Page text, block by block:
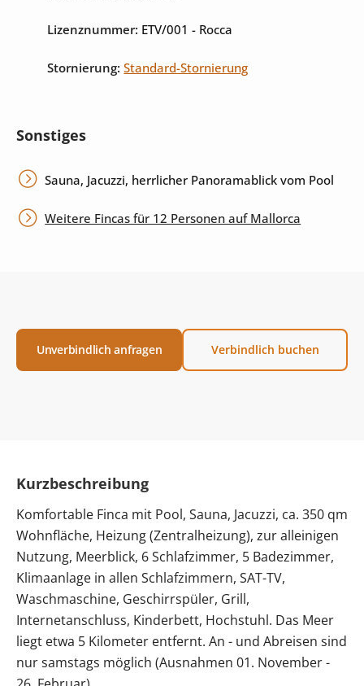
Lizenznummer: ETV/001 - Rocca
Stornierung: Standard-Stornierung
Sonstiges
Sauna, Jacuzzi, herrlicher Panoramablick vom Pool
Weitere Fincas für 12 Personen auf Mallorca
Unverbindlich anfragen Verbindlich buchen
Kurzbeschreibung
Komfortable Finca mit Pool, Sauna, Jacuzzi, ca. 350 qm
Wohnfläche, Heizung (Zentralheizung), zur alleinigen
Nutzung, Meerblick, 6 Schlafzimmer, 5 Badezimmer,
Klimaanlage in allen Schlafzimmern, SAT-TV,
Waschmaschine, Geschirrspüler, Grill,
Internetanschluss, Kinderbett, Hochstuhl. Das Meer
liegt etwa 5 Kilometer entfernt. An - und Abreisen sind
nur samstags möglich (Ausnahmen 01. November -